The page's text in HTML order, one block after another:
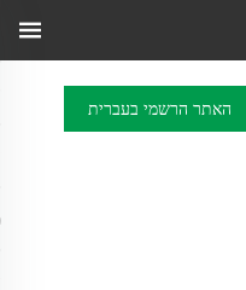
האתר הרשמי בעברית